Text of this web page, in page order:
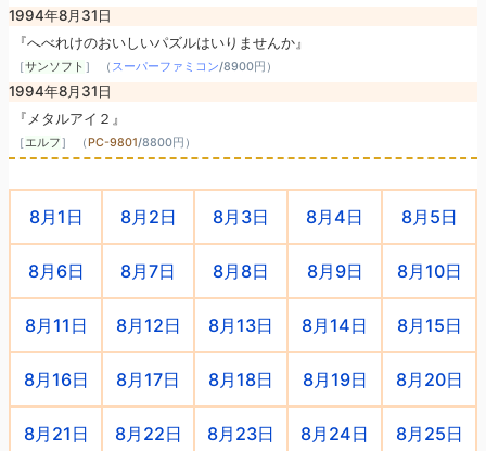
1994年8月31日
『へべれけのおいしいパズルはいりませんか』
［サンソフト ］ （ スーパーファミコン/8900円 ）
1994年8月31日
『メタルアイ２』
［エルフ］ （ PC-9801/8800円 ）
8月1日 8月2日 8月3日 8月4日 8月5日
8月6日 8月7日 8月8日 8月9日 8月10日
8月11日 8月12日 8月13日 8月14日 8月15日
8月16日 8月17日 8月18日 8月19日 8月20日
8月21日 8月22日 8月23日 8月24日 8月25日